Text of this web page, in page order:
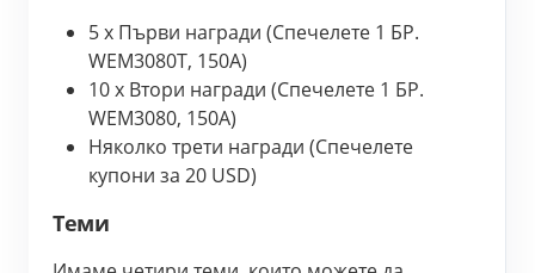
5 x Първи награди (Спечелете 1 БР.
WEM3080T, 150A)
10 x Втори награди (Спечелете 1 БР.
WEM3080, 150A)
Няколко трети награди (Спечелете
купони за 20 USD)
Теми